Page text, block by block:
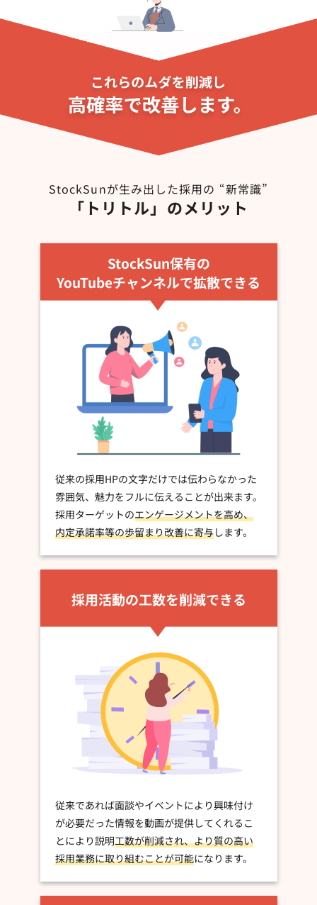
StockSunが生み出した採用の “新常識”
「トリトル」のメリット
StockSun保有の
YouTubeチャンネルで拡散できる
従来の採用HPの文字だけでは伝わらなかった
雰囲気、魅力をフルに伝えることが出来ます。
採用ターゲットのエンゲージメントを高め、
内定承諾率等の歩留まり改善に寄与します。
採用活動の工数を削減できる
従来であれば面談やイベントにより興味付け
が必要だった情報を動画が提供してくれるこ
とにより説明工数が削減され、より質の高い
採用業務に取り組むことが可能になります。